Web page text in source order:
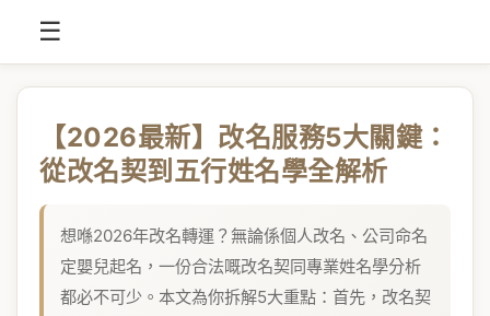
☰
【2026最新】改名服務5大關鍵：
從改名契到五行姓名學全解析
想喺2026年改名轉運？無論係個人改名、公司命名
定嬰兒起名，一份合法嘅改名契同專業姓名學分析
都必不可少。本文為你拆解5大重點：首先，改名契